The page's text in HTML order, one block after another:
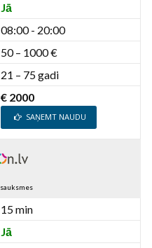
Jā
08:00 - 20:00
50 – 1000 €
21 – 75 gadi
€ 2000
SAŅEMT NAUDU
15 min
Jā